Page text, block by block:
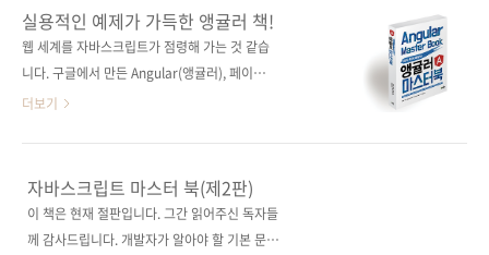
한 페이스북 챗봇 제작 방법도 책에 실어주셨습
니다. [웹 서비스를 만들며 배우는 node.js 프로
그래밍]은 Node.js를 이용한 ..
Complete Guide on Angular 5(원서 ISBN:
9781546376231) 저자명 네이트 머레이, 필리
피 커리, 아리 러너, 칼로스 타보다역자명 배장열
배판변형(188*245*30)제 본 무선(soft cover)
정 가 34,000원ISBN 979-11-88621-01-9
브스크립트 / 리덕스 / 데이터 아키텍처분야 프
로그래밍 / 자바스크립트 관..
실용적인 예제가 가득한 앵귤러 책!
웹 세계를 자바스크립트가 점령해 가는 것 같습
니다. 구글에서 만든 Angular(앵귤러), 페이스북
에서 만든 React(리액트), 그리고 마이크로스포
이 사용되는 것 같습니다. 오늘 소개할 책은
Angular 책인데요. 작년에 Angular 개발진에서
6개월에 한 번씩 새로운 버전을 발표하기로 하면
더보기
자바스크립트 마스터 북(제2판)
이 책은 현재 절판입니다. 그간 읽어주신 독자들
께 감사드립니다. 개발자가 알아야 할 기본 문법